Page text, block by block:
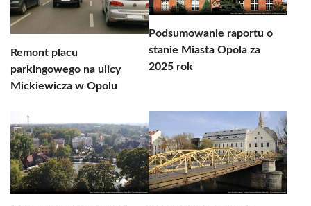
Remont placu
parkingowego na ulicy
Mickiewicza w Opolu
Podsumowanie raportu o
stanie Miasta Opola za
2025 rok